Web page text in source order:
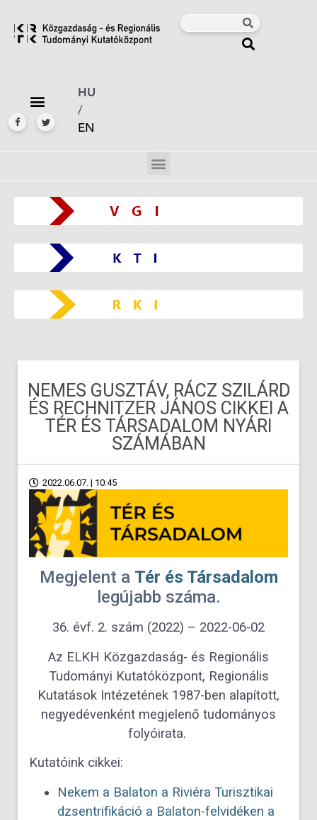
HU
/
EN
NEMES GUSZTÁV, RÁCZ SZILÁRD
ÉS RECHNITZER JÁNOS CIKKEI A
TÉR ÉS TÁRSADALOM NYÁRI
SZÁMÁBAN
2022.06.07. | 10:45
Megjelent a Tér és Társadalom
legújabb száma.
36. évf. 2. szám (2022) – 2022-06-02
Az ELKH Közgazdaság- és Regionális
Tudományi Kutatóközpont, Regionális
Kutatások Intézetének 1987-ben alapított,
negyedévenként megjelenő tudományos
folyóirata.
Kutatóink cikkei:
Nekem a Balaton a Riviéra Turisztikai
dzsentrifikáció a Balaton-felvidéken a